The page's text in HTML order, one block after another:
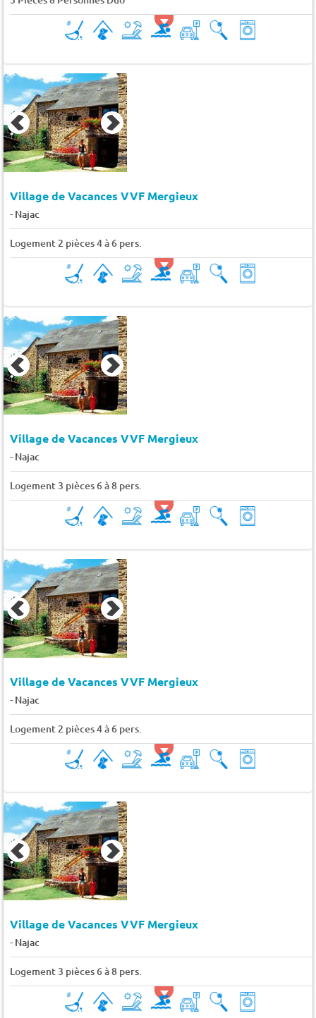
Village de Vacances VVF Mergieux
- Najac
Logement 2 pièces 4 à 6 pers.
Village de Vacances VVF Mergieux
- Najac
Logement 3 pièces 6 à 8 pers.
Village de Vacances VVF Mergieux
- Najac
Logement 2 pièces 4 à 6 pers.
Village de Vacances VVF Mergieux
- Najac
Logement 3 pièces 6 à 8 pers.